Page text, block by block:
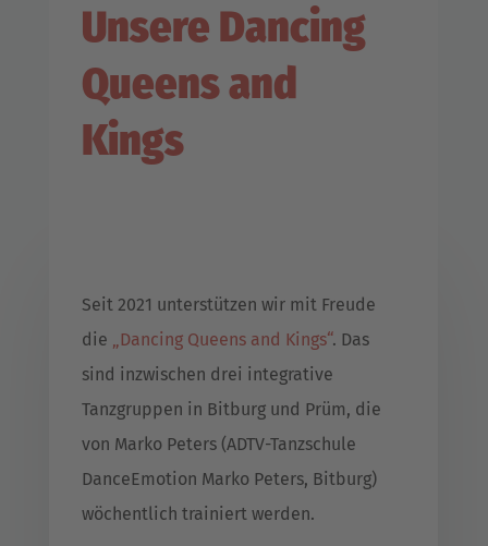
Unsere Dancing
Queens and
Kings
Seit 2021 unterstützen wir mit Freude
die „Dancing Queens and Kings“. Das
sind inzwischen drei integrative
Tanzgruppen in Bitburg und Prüm, die
von Marko Peters (ADTV-Tanzschule
DanceEmotion Marko Peters, Bitburg)
wöchentlich trainiert werden.